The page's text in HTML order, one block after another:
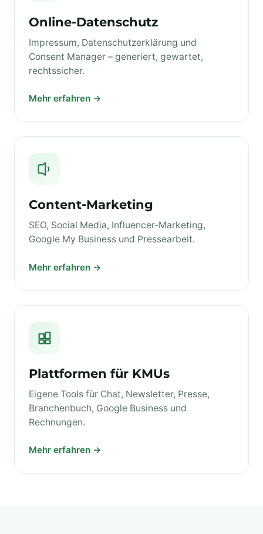
Online‑Datenschutz
Impressum, Datenschutzerklärung und
Consent Manager – generiert, gewartet,
rechtssicher.
Mehr erfahren →
Content‑Marketing
SEO, Social Media, Influencer‑Marketing,
Google My Business und Pressearbeit.
Mehr erfahren →
Plattformen für KMUs
Eigene Tools für Chat, Newsletter, Presse,
Branchenbuch, Google Business und
Rechnungen.
Mehr erfahren →